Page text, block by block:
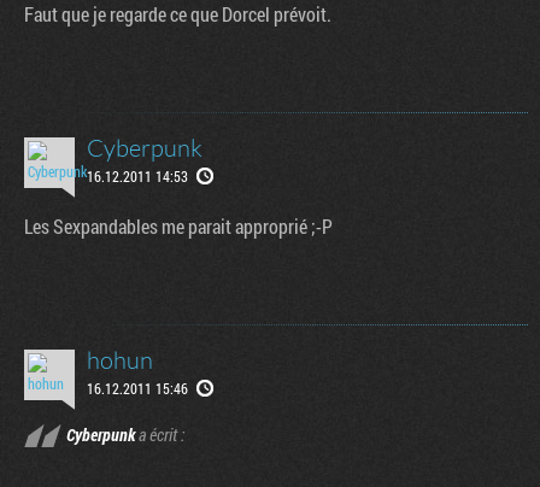
Faut que je regarde ce que Dorcel prévoit.
Cyberpunk
16.12.2011 14:53
Les Sexpandables me parait approprié ;-P
hohun
16.12.2011 15:46
Cyberpunka écrit :